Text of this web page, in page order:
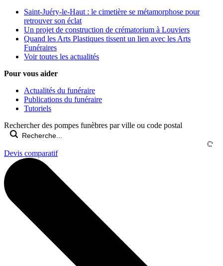
Saint-Juéry-le-Haut : le cimetière se métamorphose pour
retrouver son éclat
Un projet de construction de crématorium à Louviers
Quand les Arts Plastiques tissent un lien avec les Arts
Funéraires
Voir toutes les actualités
Pour vous aider
Actualités du funéraire
Publications du funéraire
Tutoriels
Rechercher des pompes funèbres par ville ou code postal
Devis comparatif